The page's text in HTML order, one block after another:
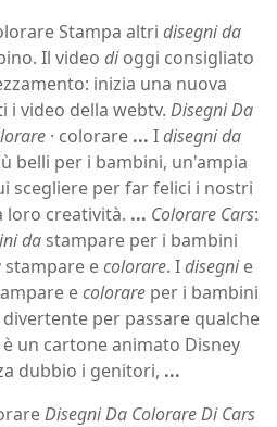
Stampa altri disegni da
Il video dioggi consigliato
inizia una nuova
i video della webtv. Disegni Da
· colorare ... Idisegni da
belli per i bambini, un'ampia
scegliere per far felici i nostri
loro creatività. ... Colorare Cars:
da stampare per i bambini
stampare ecolorare. Idisegnie
ecolorare per i bambini
per passare qualche
è un cartone animato Disney
dubbio i genitori, ...
Disegni Da Colorare Di Cars